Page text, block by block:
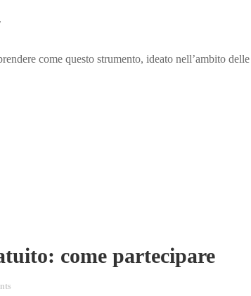
come questo strumento, ideato nell’ambito
come partecipare